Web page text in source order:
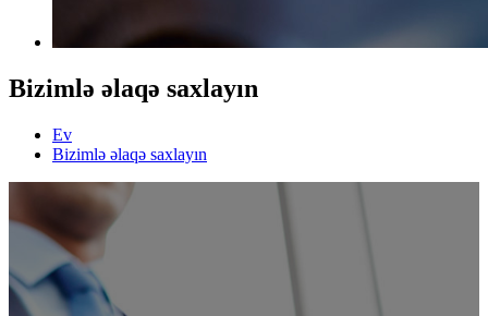
Bizimlə əlaqə saxlayın
Ev
Bizimlə əlaqə saxlayın